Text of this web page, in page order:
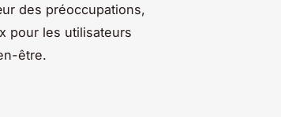
des préoccupations,
pour les utilisateurs
être.